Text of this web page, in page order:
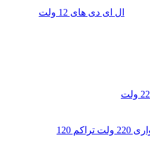
ال ای دی‌ های 12 ولت
120